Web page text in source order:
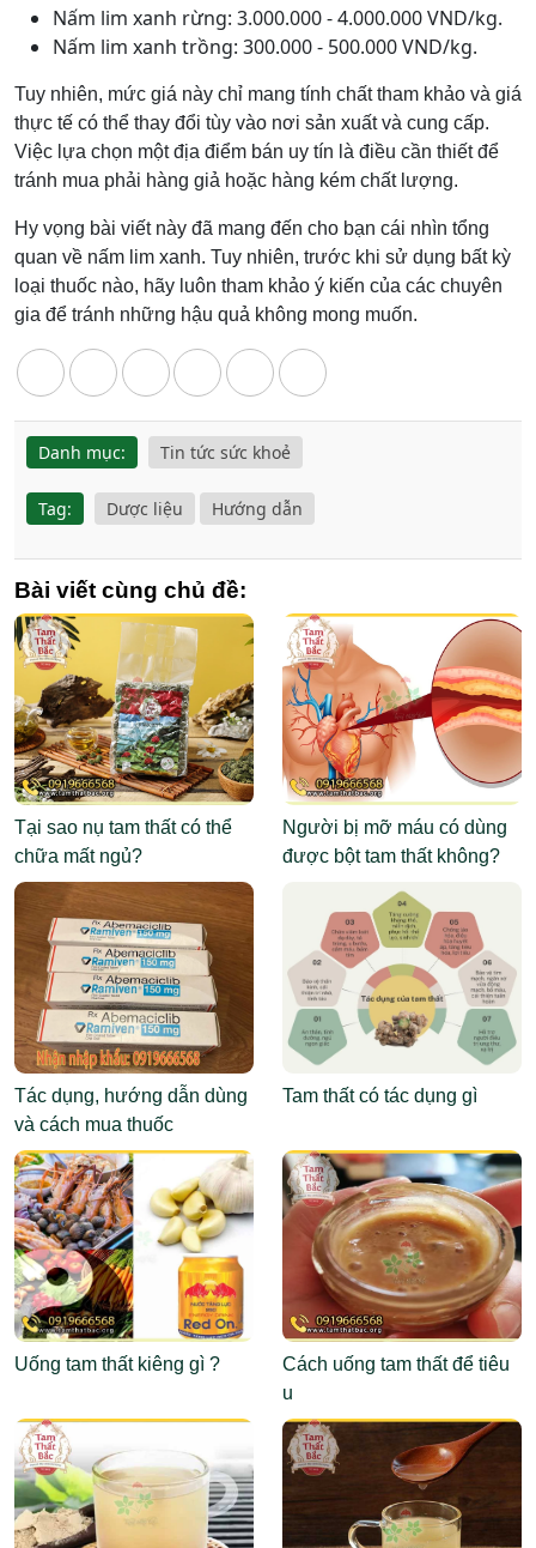
Nấm lim xanh rừng: 3.000.000 - 4.000.000 VND/kg.
Nấm lim xanh trồng: 300.000 - 500.000 VND/kg.
Tuy nhiên, mức giá này chỉ mang tính chất tham khảo và giá
thực tế có thể thay đổi tùy vào nơi sản xuất và cung cấp.
Việc lựa chọn một địa điểm bán uy tín là điều cần thiết để
tránh mua phải hàng giả hoặc hàng kém chất lượng.
Hy vọng bài viết này đã mang đến cho bạn cái nhìn tổng
quan về nấm lim xanh. Tuy nhiên, trước khi sử dụng bất kỳ
loại thuốc nào, hãy luôn tham khảo ý kiến của các chuyên
gia để tránh những hậu quả không mong muốn.
Danh mục: Tin tức sức khoẻ
Tag: Dược liệu Hướng dẫn
Bài viết cùng chủ đề:
Tại sao nụ tam thất có thể
chữa mất ngủ?
Người bị mỡ máu có dùng
được bột tam thất không?
Tác dụng, hướng dẫn dùng
và cách mua thuốc
Abemaciclib
Tam thất có tác dụng gì
Uống tam thất kiêng gì ?
Cách uống tam thất để tiêu
u